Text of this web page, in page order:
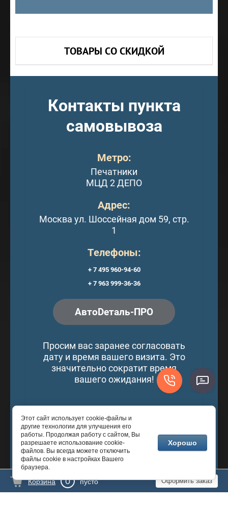
Оформить заказ
Корзина 0 пусто
ТОВАРЫ СО СКИДКОЙ
Контакты пункта
самовывоза
Метро:
Печатники
МЦД 2 ДЕПО
Адрес:
Москва ул. Шоссейная дом 59, стр.
1
Телефоны:
+ 7 495 960-94-60
+ 7 963 999-36-36
АвтоDеталь-ПРО
Просим вас заранее согласовать
дату и время вашего визита. Это
значительно сократит время
вашего ожидания!
© 2016 - 2026 © АвтоDеталь-ПРО
Этот сайт использует cookie-файлы и
другие технологии для улучшения его
работы. Продолжая работу с сайтом, Вы
разрешаете использование cookie-
файлов. Вы всегда можете отключить
файлы cookie в настройках Вашего
браузера.
Хорошо